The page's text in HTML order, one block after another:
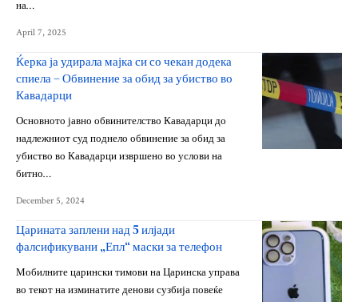
на…
April 7, 2025
Ќерка ја удирала мајка си со чекан додека
спиела – Обвинение за обид за убиство во
Кавадарци
Основното јавно обвинителство Кавадарци до
надлежниот суд поднело обвинение за обид за
убиство во Кавадарци извршено во услови на
битно…
December 5, 2024
Царината заплени над 5 илјади
фалсификувани „Епл“ маски за телефон
Мобилните царински тимови на Царинска управа
во текот на изминатите денови сузбија повеќе